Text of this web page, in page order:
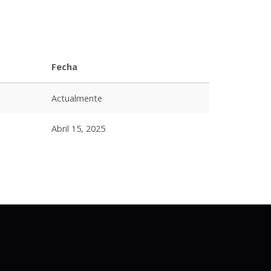
Fecha
Actualmente
Abril 15, 2025